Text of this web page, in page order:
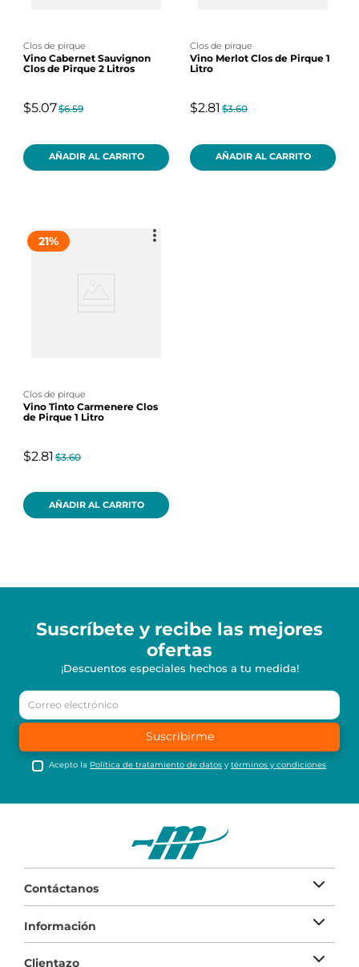
clos de pirque
Vino Cabernet Sauvignon
Clos de Pirque 2 Litros
$5.07$6.59
AÑADIR AL CARRITO
clos de pirque
Vino Merlot Clos de Pirque 1
Litro
$2.81 $3.60
AÑADIR AL CARRITO
21%
clos de pirque
Vino Tinto Carmenere Clos
de Pirque 1 Litro
$2.81 $3.60
AÑADIR AL CARRITO
Suscríbete y recibe las mejores
ofertas
¡Descuentos especiales hechos a tu medida!
Suscribirme
Acepto la Política de tratamiento de datos ytérminos y condiciones
Contáctanos
Información
Clientazo